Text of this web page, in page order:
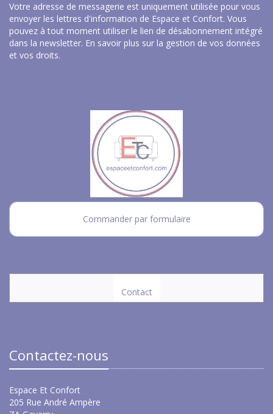
Votre adresse de messagerie est uniquement utilisée pour vous
envoyer les lettres d'information de Espace et Confort. Vous
pouvez à tout moment utiliser le lien de désabonnement intégré
dans la newsletter. En savoir plus sur la gestion de vos données
et vos droits.
Commander par formulaire
Contact
Contactez-nous
Espace Et Confort
205 Rue André Ampère